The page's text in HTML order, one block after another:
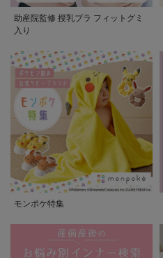
助産院監修 授乳ブラ フィットグミ
入り
モンポケ特集